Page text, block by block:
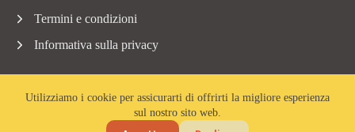
Utilizziamo i cookie per assicurarti di offrirti la migliore esperienza
sul nostro sito web.
Termini e condizioni
Informativa sulla privacy
Copyright © 2023 Aungwinter tutti i diritti riservati.